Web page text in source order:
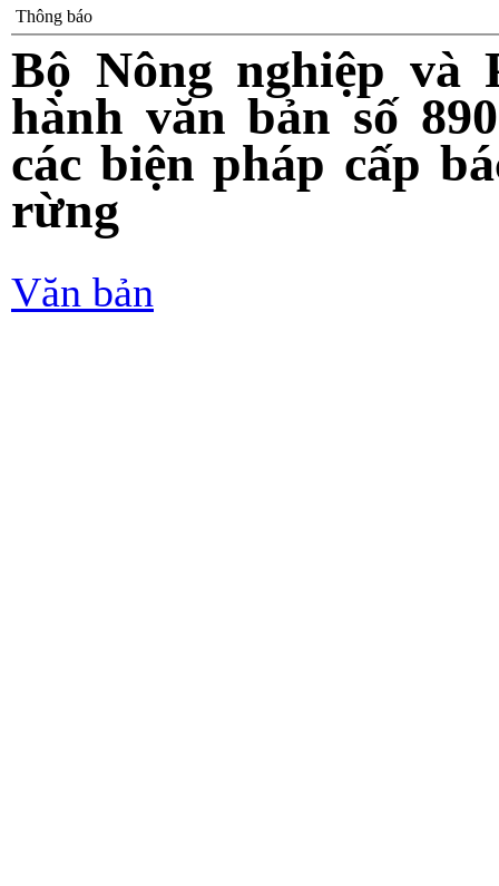
Thông báo
Bộ Nông nghiệp và
hành văn bản số
các biện pháp cấp
rừng
Văn bản